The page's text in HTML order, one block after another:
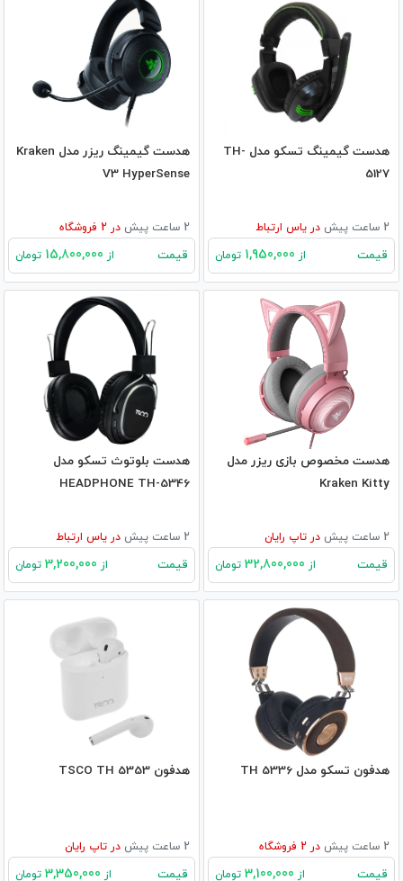
هدست گیمینگ تسکو مدل TH-
5127
2 ساعت پیش در یاس ارتباط
قیمت از تومان
هدست گیمینگ ریزر مدل Kraken
V3 HyperSense
2 ساعت پیش در فروشگاه
قیمت از تومان
هدست مخصوص بازی ریزر مدل
Kraken Kitty
2 ساعت پیش در تاپ رایان
قیمت از تومان
هدست بلوتوث تسکو مدل
HEADPHONE TH-5346
2 ساعت پیش در یاس ارتباط
قیمت از تومان
هدفون تسکو مدل TH 5336
2 ساعت پیش در فروشگاه
قیمت از تومان
هدفون TSCO TH 5353
2 ساعت پیش در تاپ رایان
قیمت از تومان